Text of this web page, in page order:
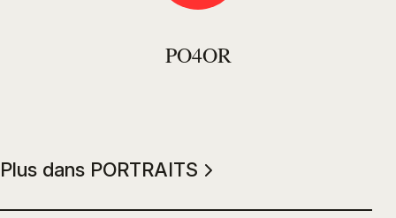
PO4OR
Plus dans PORTRAITS